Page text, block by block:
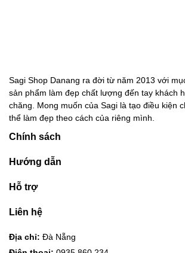
sản phẩm làm đẹp chất lượng đến tay khách
chăng. Mong muốn của Sagi là tạo điều kiện
thể làm đẹp theo cách của riêng mình.
Chính sách
Điện thoại: 0935.860.234